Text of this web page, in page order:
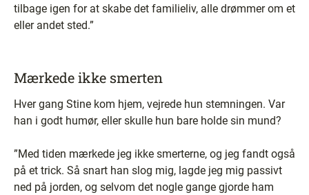
tilbage igen for at skabe det familieliv, alle drømmer om et
eller andet sted.”
Mærkede ikke smerten
Hver gang Stine kom hjem, vejrede hun stemningen. Var
han i godt humør, eller skulle hun bare holde sin mund?
”Med tiden mærkede jeg ikke smerterne, og jeg fandt også
på et trick. Så snart han slog mig, lagde jeg mig passivt
ned på jorden, og selvom det nogle gange gjorde ham